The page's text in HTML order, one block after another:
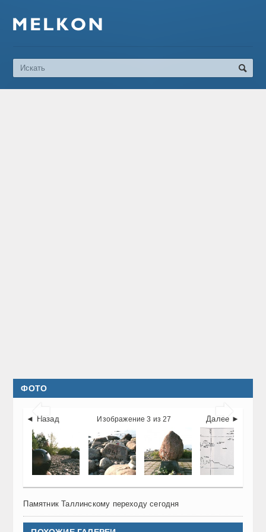
ФОТО
 
◄ Назад Далее ►
Изображение 3 из 27
Памятник Таллинскому переходу сегодня